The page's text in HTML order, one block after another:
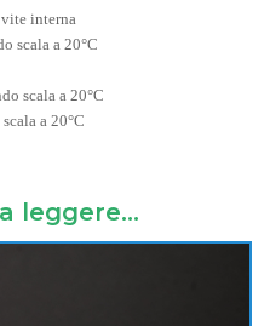
interna
scala a 20°C
scala a 20°C
a 20°C
leggere...